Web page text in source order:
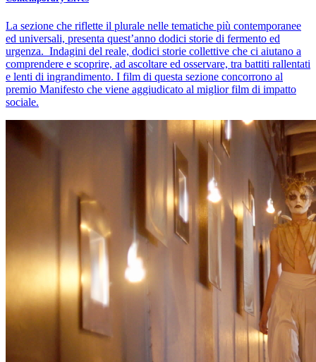
La sezione che riflette il plurale nelle tematiche più contemporanee
ed universali, presenta quest’anno dodici storie di fermento ed
urgenza. Indagini del reale, dodici storie collettive che ci aiutano a
comprendere e scoprire, ad ascoltare ed osservare, tra battiti rallentati
e lenti di ingrandimento. I film di questa sezione concorrono al
premio Manifesto che viene aggiudicato al miglior film di impatto
sociale.